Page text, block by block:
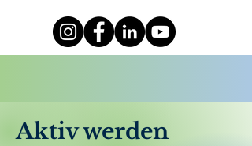
Aktiv werden